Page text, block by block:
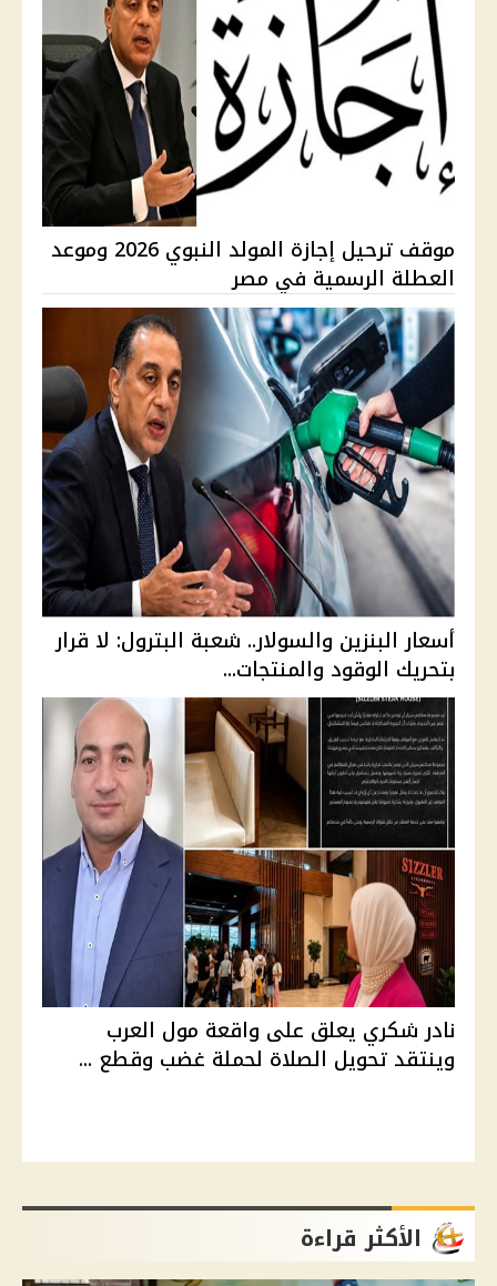
موقف ترحيل إجازة المولد النبوي 2026 وموعد
العطلة الرسمية في مصر
أسعار البنزين والسولار.. شعبة البترول: لا قرار
بتحريك الوقود والمنتجات...
نادر شكري يعلق على واقعة مول العرب
وينتقد تحويل الصلاة لحملة غضب وقطع ...
الأكثر قراءة